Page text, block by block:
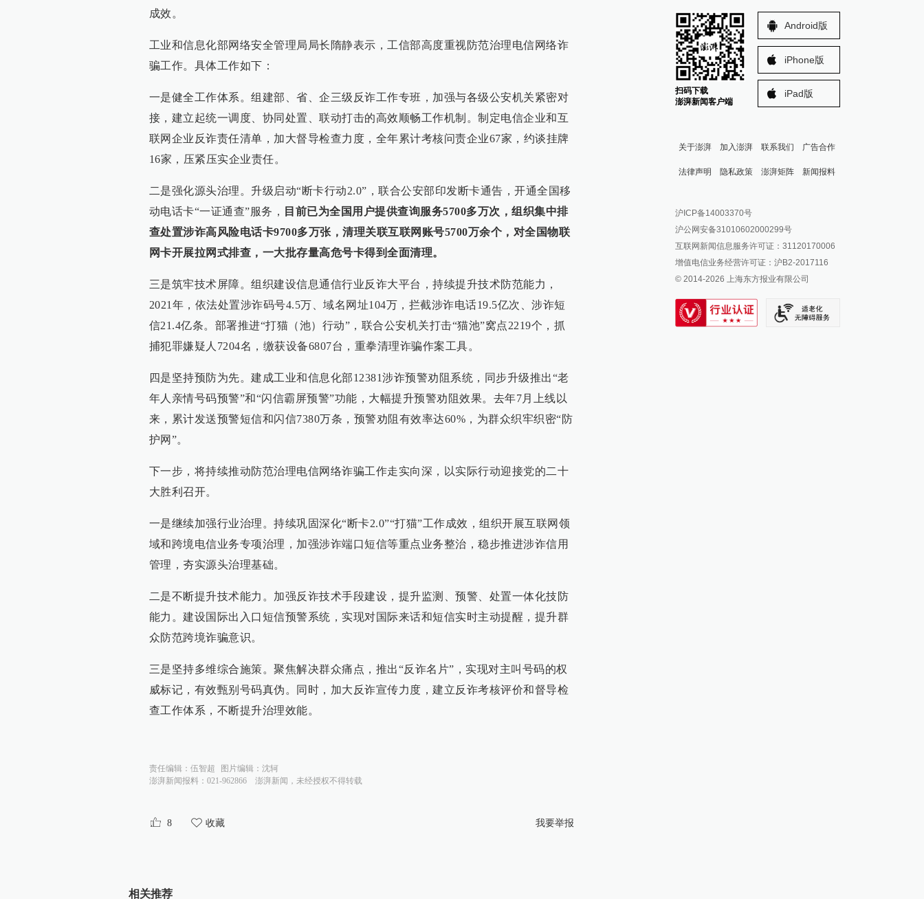
成效。
工业和信息化部网络安全管理局局长隋静表示，工信部高度重视防范治理电信网络诈
骗工作。具体工作如下：
一是健全工作体系。组建部、省、企三级反诈工作专班，加强与各级公安机关紧密对
接，建立起统一调度、协同处置、联动打击的高效顺畅工作机制。制定电信企业和互
联网企业反诈责任清单，加大督导检查力度，全年累计考核问责企业67家，约谈挂牌
16家，压紧压实企业责任。
二是强化源头治理。升级启动“断卡行动2.0”，联合公安部印发断卡通告，开通全国移
动电话卡“一证通查”服务，
目前已为全国用户提供查询服务5700多万次，组织集中排
查处置涉诈高风险电话卡9700多万张，清理关联互联网账号5700万余个，对全国物联
网卡开展拉网式排查，一大批存量高危号卡得到全面清理。
三是筑牢技术屏障。组织建设信息通信行业反诈大平台，持续提升技术防范能力，
2021年，依法处置涉诈码号4.5万、域名网址104万，拦截涉诈电话19.5亿次、涉诈短
信21.4亿条。部署推进“打猫（池）行动”，联合公安机关打击“猫池”窝点2219个，抓
捕犯罪嫌疑人7204名，缴获设备6807台，重拳清理诈骗作案工具。
四是坚持预防为先。建成工业和信息化部12381涉诈预警劝阻系统，同步升级推出“老
年人亲情号码预警”和“闪信霸屏预警”功能，大幅提升预警劝阻效果。去年7月上线以
来，累计发送预警短信和闪信7380万条，预警劝阻有效率达60%，为群众织牢织密“防
护网”。
下一步，将持续推动防范治理电信网络诈骗工作走实向深，以实际行动迎接党的二十
大胜利召开。
一是继续加强行业治理。持续巩固深化“断卡2.0”“打猫”工作成效，组织开展互联网领
域和跨境电信业务专项治理，加强涉诈端口短信等重点业务整治，稳步推进涉诈信用
管理，夯实源头治理基础。
二是不断提升技术能力。加强反诈技术手段建设，提升监测、预警、处置一体化技防
能力。建设国际出入口短信预警系统，实现对国际来话和短信实时主动提醒，提升群
众防范跨境诈骗意识。
三是坚持多维综合施策。聚焦解决群众痛点，推出“反诈名片”，实现对主叫号码的权
威标记，有效甄别号码真伪。同时，加大反诈宣传力度，建立反诈考核评价和督导检
查工作体系，不断提升治理效能。
责任编辑： 伍智超 图片编辑： 沈轲
澎湃新闻报料：021-962866
澎湃新闻，未经授权不得转载
8 收藏 我要举报
相关推荐
扫码下载
澎湃新闻客户端
Android版
iPhone版
iPad版
关于澎湃 加入澎湃 联系我们 广告合作
法律声明 隐私政策 澎湃矩阵
澎湃新闻公众号
澎湃新闻抖音号
派生万物开放平台
IP SHANGHAI
SIXTH TONE
新闻报料
报料邮箱: news@thepaper.cn
沪ICP备14003370号
沪公网安备31010602000299号
互联网新闻信息服务许可证：31120170006
增值电信业务经营许可证：沪B2-2017116
© 2014-2026 上海东方报业有限公司